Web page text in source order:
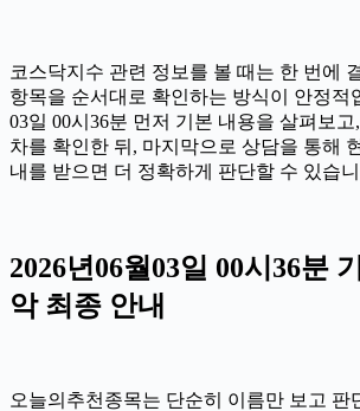
코스닥지수 관련 정보를 볼 때는 한 번에
항목을 순서대로 확인하는 방식이 안정적
03일 00시36분 먼저 기본 내용을 살펴보
차를 확인한 뒤, 마지막으로 상담을 통해
내를 받으면 더 정확하게 판단할 수 있습
2026년06월03일 00시36분
악 최종 안내
오늘의추천종목는 단순히 이름만 보고 판